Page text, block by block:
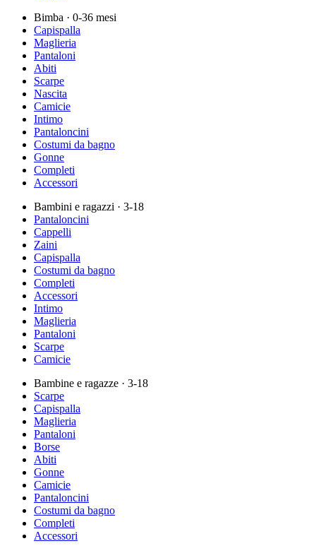
Bimba · 0-36 mesi
Capispalla
Maglieria
Pantaloni
Abiti
Scarpe
Nascita
Camicie
Intimo
Pantaloncini
Costumi da bagno
Gonne
Completi
Accessori
Bambini e ragazzi · 3-18
Pantaloncini
Cappelli
Zaini
Capispalla
Costumi da bagno
Completi
Accessori
Intimo
Maglieria
Pantaloni
Scarpe
Camicie
Bambine e ragazze · 3-18
Scarpe
Capispalla
Maglieria
Pantaloni
Borse
Abiti
Gonne
Camicie
Pantaloncini
Costumi da bagno
Completi
Accessori